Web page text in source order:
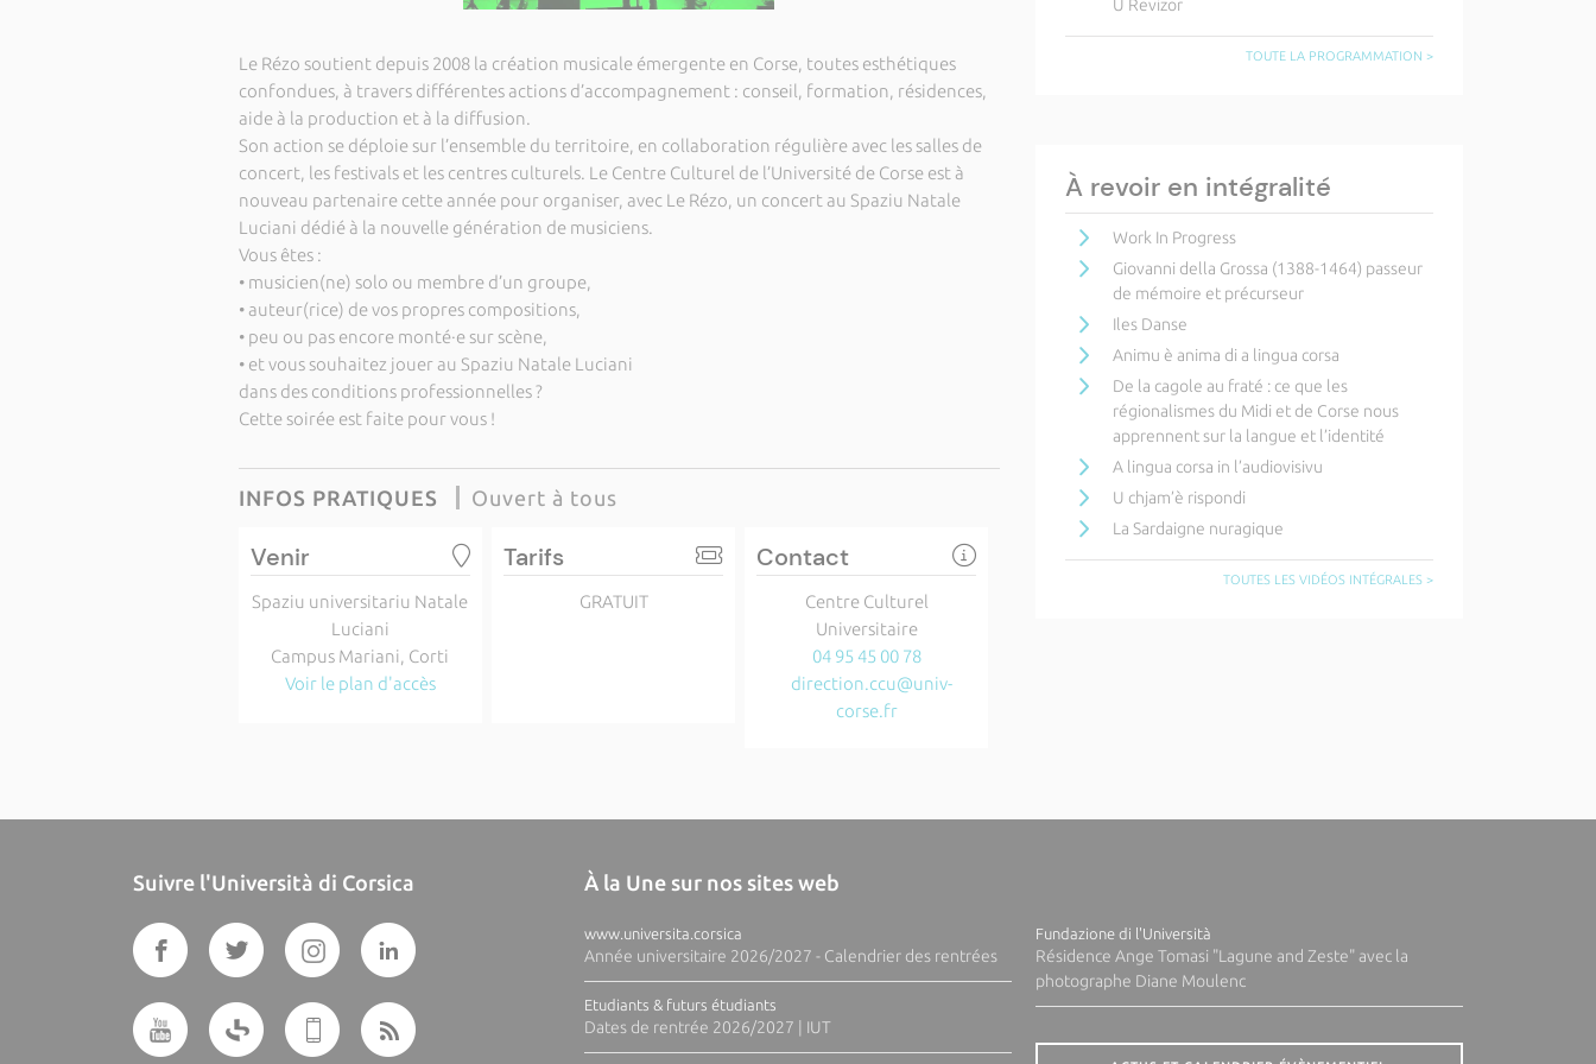
Le Rézo soutient depuis 2008 la création musicale émergente en Corse, toutes esthétiques
confondues, à travers différentes actions d’accompagnement : conseil, formation, résidences,
aide à la production et à la diffusion.
Son action se déploie sur l’ensemble du territoire, en collaboration régulière avec les salles de
concert, les festivals et les centres culturels. Le Centre Culturel de l’Université de Corse est à
nouveau partenaire cette année pour organiser, avec Le Rézo, un concert au Spaziu Natale
Luciani dédié à la nouvelle génération de musiciens.
Vous êtes :
• musicien(ne) solo ou membre d’un groupe,
• auteur(rice) de vos propres compositions,
• peu ou pas encore monté·e sur scène,
• et vous souhaitez jouer au Spaziu Natale Luciani
dans des conditions professionnelles ?
Cette soirée est faite pour vous !
INFOS PRATIQUES Ouvert à tous
Venir
Spaziu universitariu Natale
Luciani
Campus Mariani, Corti
Voir le plan d'accès
Tarifs
GRATUIT
Contact
Centre Culturel
Universitaire
04 95 45 00 78
direction.ccu@univ-
corse.fr
U Revizor
TOUTE LA PROGRAMMATION >
À revoir en intégralité
Work In Progress
Giovanni della Grossa (1388-1464) passeur
de mémoire et précurseur
Iles Danse
Animu è anima di a lingua corsa
De la cagole au fraté : ce que les
régionalismes du Midi et de Corse nous
apprennent sur la langue et l’identité
A lingua corsa in l’audiovisivu
U chjam’è rispondi
La Sardaigne nuragique
TOUTES LES VIDÉOS INTÉGRALES >
Suivre l'Università di Corsica À la Une sur nos sites web
www.universita.corsica
Année universitaire 2026/2027 - Calendrier des rentrées
Etudiants & futurs étudiants
Dates de rentrée 2026/2027 | IUT
Fundazione di l'Università
Résidence Ange Tomasi "Lagune and Zeste" avec la
photographe Diane Moulenc